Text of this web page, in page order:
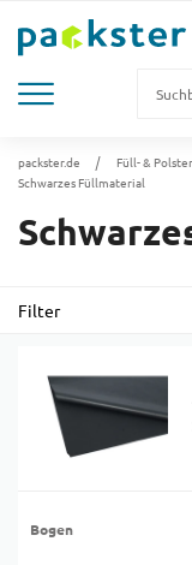
KARTONS
VERSANDKARTONS
FÜLL- &
LAGER &
packster.de Füll- &
Schwarzes Füllmaterial
Filter
Bogen